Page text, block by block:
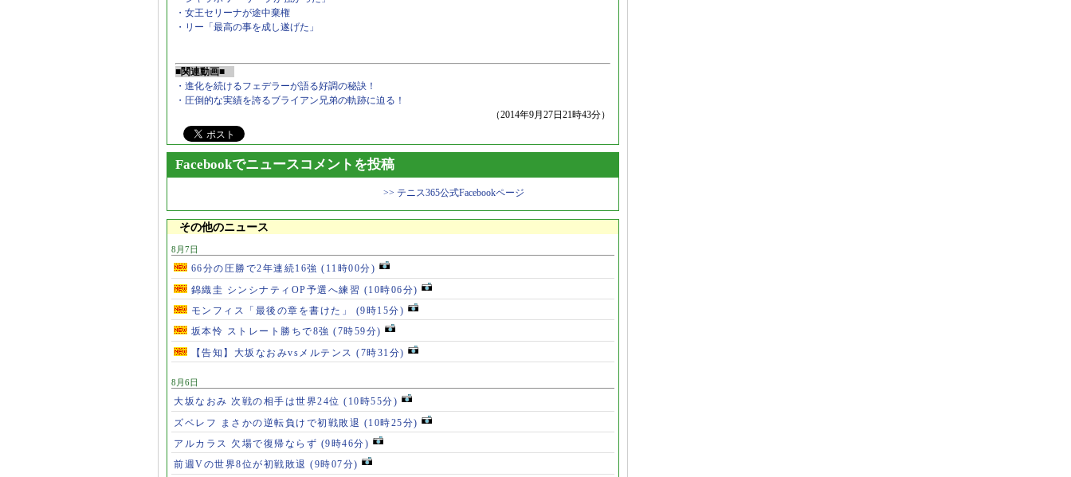
・女王セリーナが途中棄権
・リー「最高の事を成し遂げた」
■関連動画■
・進化を続けるフェデラーが語る好調の秘訣！
・圧倒的な実績を誇るブライアン兄弟の軌跡に迫る！
（2014年9月27日21時43分）
Facebookでニュースコメントを投稿
>> テニス365公式Facebookページ
その他のニュース
8月7日
66分の圧勝で2年連続16強 (11時00分)
錦織圭 シンシナティOP予選へ練習 (10時06分)
モンフィス「最後の章を書けた」 (9時15分)
坂本怜 ストレート勝ちで8強 (7時59分)
【告知】大坂なおみvsメルテンス (7時31分)
8月6日
大坂なおみ 次戦の相手は世界24位 (10時55分)
ズベレフ まさかの逆転負けで初戦敗退 (10時25分)
アルカラス 欠場で復帰ならず (9時46分)
前週Vの世界8位が初戦敗退 (9時07分)